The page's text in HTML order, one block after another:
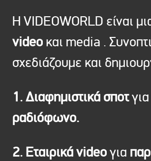
Η VIDEOWORLD είναι
video και media .
σχεδιάζουμε και
1. Διαφημιστικά σποτ
ραδιόφωνο.
2. Εταιρικά videoγια